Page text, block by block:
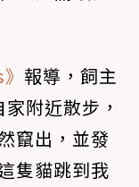
報導，飼主
附近散步，
竄出，並發
隻貓跳到我